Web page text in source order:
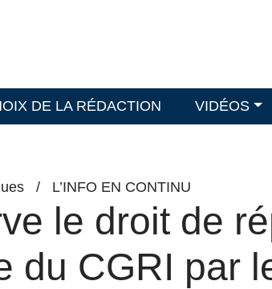
DE LA RÉDACTION VIDÉOS
/ L’INFO EN CONTINU
le droit de
du CGRI par